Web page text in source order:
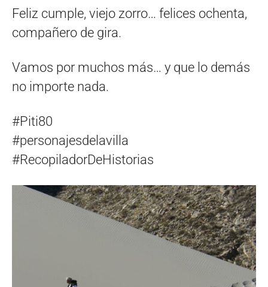
Feliz cumple, viejo zorro… felices ochenta,
compañero de gira.
Vamos por muchos más… y que lo demás
no importe nada.
#Piti80
#personajesdelavilla
#RecopiladorDeHistorias